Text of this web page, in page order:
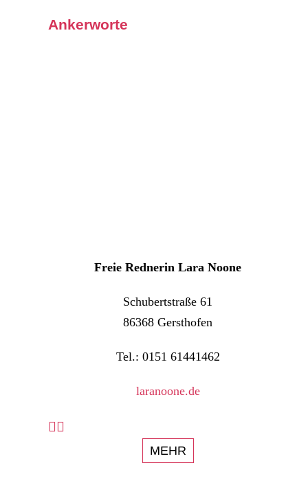
Ankerworte
Freie Rednerin Lara Noone
Schubertstraße 61
86368 Gersthofen
Tel.: 0151 61441462
laranoone.de
MEHR